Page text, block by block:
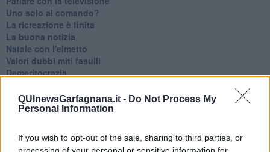
QUInewsGarfagnana.it - Do Not Process My
Personal Information
If you wish to opt-out of the sale, sharing to third parties, or
processing of your personal or sensitive information for
Uno solo al comando?
La ricreazione è finita
La buona notizia
Natale con l'elmetto
Valori dubbi miti fasulli
Demeritocrazia
Halloween
​Lucrezia Borgia, una storia di potere
Il terzo compito
L'abiura di Galileo